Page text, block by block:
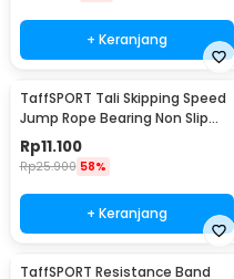
+ Keranjang
TaffSPORT Tali Skipping Speed
Jump Rope Bearing Non Slip
Sports Weight - JR05
Rp11.100
Rp25.900 58%
+ Keranjang
TaffSPORT Resistance Band